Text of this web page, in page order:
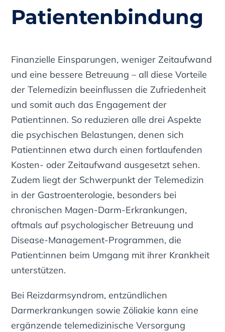
Patientenbindung
Finanzielle Einsparungen, weniger Zeitaufwand
und eine bessere Betreuung – all diese Vorteile
der Telemedizin beeinflussen die Zufriedenheit
und somit auch das Engagement der
Patient:innen. So reduzieren alle drei Aspekte
die psychischen Belastungen, denen sich
Patient:innen etwa durch einen fortlaufenden
Kosten- oder Zeitaufwand ausgesetzt sehen.
Zudem liegt der Schwerpunkt der Telemedizin
in der Gastroenterologie, besonders bei
chronischen Magen-Darm-Erkrankungen,
oftmals auf psychologischer Betreuung und
Disease-Management-Programmen, die
Patient:innen beim Umgang mit ihrer Krankheit
unterstützen.
Bei Reizdarmsyndrom, entzündlichen
Darmerkrankungen sowie Zöliakie kann eine
ergänzende telemedizinische Versorgung